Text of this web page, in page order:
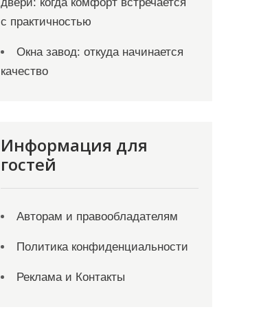
с практичностью
Окна завод: откуда начинается
качество
Информация для
гостей
Авторам и правообладателям
Политика конфиденциальности
Реклама и Контакты